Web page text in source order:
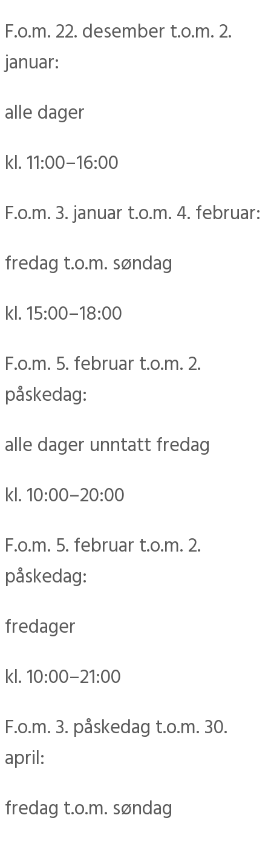
F.o.m. 22. desember t.o.m. 2.
januar:
alle dager
kl. 11:00–16:00
F.o.m. 3. januar t.o.m. 4. februar:
fredag t.o.m. søndag
kl. 15:00–18:00
F.o.m. 5. februar t.o.m. 2.
påskedag:
alle dager unntatt fredag
kl. 10:00–20:00
F.o.m. 5. februar t.o.m. 2.
påskedag:
fredager
kl. 10:00–21:00
F.o.m. 3. påskedag t.o.m. 30.
april:
fredag t.o.m. søndag